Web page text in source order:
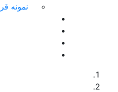
نمونه قرارداد
دیجیتال